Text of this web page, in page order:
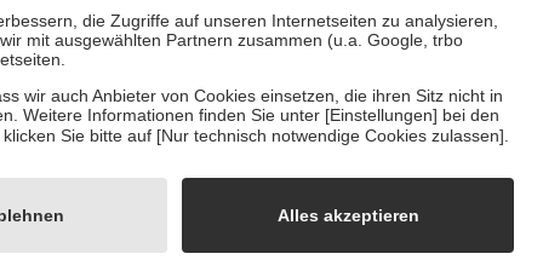
Zuzahlungen
dass es sich um echte Bewertungen handelt. Mehr